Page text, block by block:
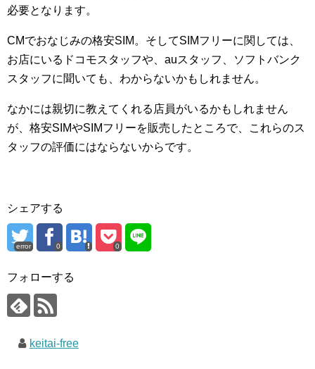
必要となります。
CMでおなじみの格安SIM。そしてSIMフリーに関しては、
お店にいるドコモスタッフや、auスタッフ、ソフトバンク
スタッフに聞いても、わからないかもしれません。
なかには親切に教えてくれる店員がいるかもしれません
が、格安SIMやSIMフリーを販売したところで、これらのス
タッフの評価にはならないからです。
シェアする
error 0 0
フォローする
keitai-free